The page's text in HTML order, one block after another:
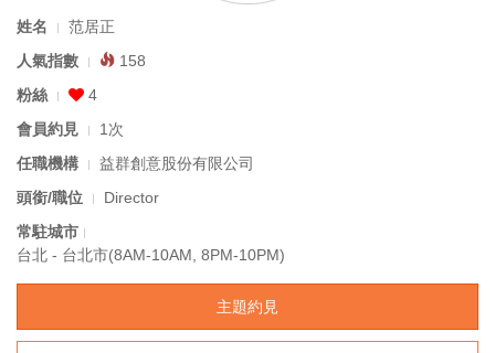
姓名
范居正
人氣指數
158
粉絲
4
會員約見
1次
任職機構
益群創意股份有限公司
頭銜/職位
Director
常駐城市
台北 - 台北市(8AM-10AM, 8PM-10PM)
主題約見